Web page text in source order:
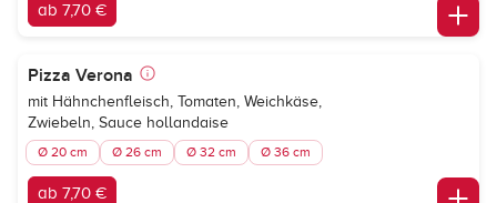
ab 7,70 €
Pizza Verona
mit Hähnchenfleisch, Tomaten, Weichkäse,
Zwiebeln, Sauce hollandaise
Ø 20 cm Ø 26 cm Ø 32 cm Ø 36 cm
ab 7,70 €